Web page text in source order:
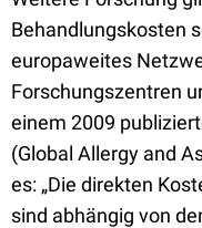
Behandlungskosten
europaweites
Forschungszentren
einem 2009
(Global Allergy and
es: „Die direkten
sind abhängig von